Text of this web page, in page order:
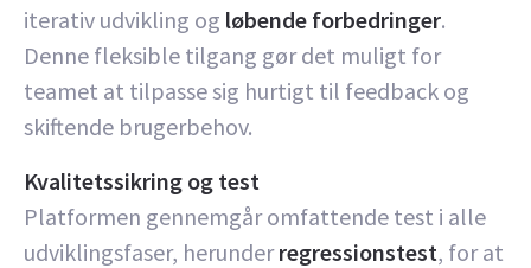
iterativ udvikling og løbende forbedringer.
Denne fleksible tilgang gør det muligt for
teamet at tilpasse sig hurtigt til feedback og
skiftende brugerbehov.
Kvalitetssikring og test
Platformen gennemgår omfattende test i alle
udviklingsfaser, herunderregressionstest, for at